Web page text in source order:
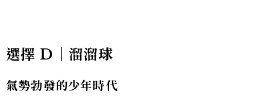
選擇 D｜溜溜球
氣勢勃發的少年時代